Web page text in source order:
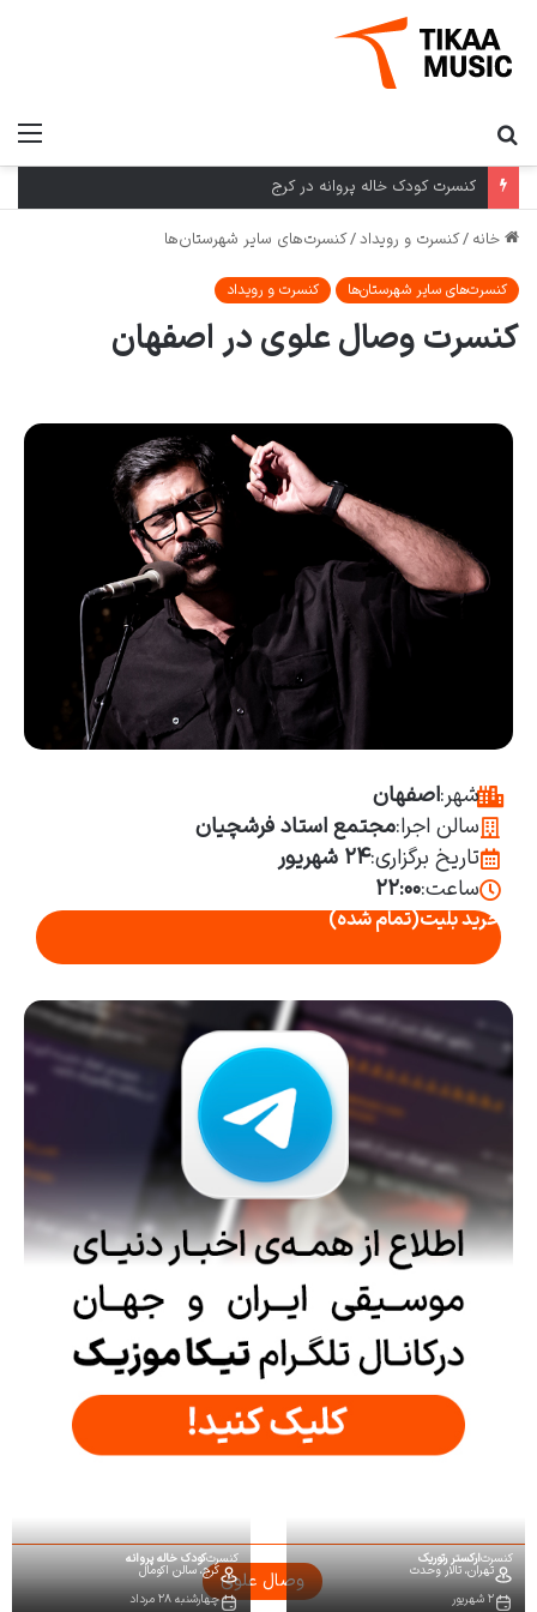
کنسرت کودک خاله پروانه در کرج
خانه /کنسرت و رویداد/کنسرت‌های سایر شهرستان‌ها
کنسرت‌های سایر شهرستان‌ها کنسرت و رویداد
کنسرت وصال علوی در اصفهان
شهر:اصفهان
سالن اجرا:مجتمع استاد فرشچیان
تاریخ برگزاری:۲۴ شهریور
ساعت:۲۲:۰۰
خرید بلیت(تمام شده)
وصال علوی
کنسرتارکستر رتوریک
تهران، تالار وحدت
۲ شهریور
کنسرتکودک خاله پروانه
کرج،سالن اکومال
چهارشنبه ۲۸ مرداد